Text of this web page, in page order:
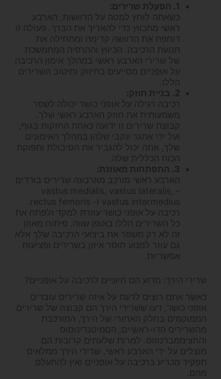
1. הפעלת שרירים:
כשאתה לוחץ למטה על הדוושות, הארבע
ראשי מתכווץ כדי להאריך את הברך. פעולה זו
דוחפת את הדוושה קדימה ומתחילה את
תנועת הרכיבה. הכיווץ וההרפיה המתמשכת
של שרירי הארבע ראשי במהלך אימון הרכיבה
על אופניים מסייעים בחיזוק וחיטוב השרירים
הללו.
2. בניית חוזק:
רכיבה רגילה על אופני כושר יכולה לשפר
משמעותית את חוזק הארבע ראשי שלך.
קבוצת שרירים זו ידועה כאחת החזקות בגוף,
ועל ידי אתגר עקבי שלהן במהלך האימונים
שלך, אתה יכול להגביר את הסיבולת ותפוקת
הכוח הכללית שלה.
3. התפתחות מאוזנת:
הארבע ראשי מורכב מארבעה שרירים בודדים
– vastus medialis, vastus lateralis,
vastus intermedius ו- rectus femoris.
רכיבה על אופני כושר עוזרת למקד ולפתח את
כל השרירים הללו באופן שווה. פיתוח מאוזן
זה לא רק משפר את ביצועי הרכיבה שלך אלא
גם עוזר למנוע חוסר איזון בשרירים ופציעות
אפשריות.
שרירי הירך: מדוע הם חיוניים לרכיבה על אופניים?
כאשר אתם רוצים לדעת על איזה שרירים עובדים
אופני כושר, דעו ששרירי הירך הם קבוצה של שרירים
הממוקמים בחלק האחורי של הירך, המורכבת
מהשרירים הדו-ראשיים, הסמיטנדינוסוס
והחציממברנוזוס. למרות שלעתים קרובות הם
מוצלים על ידי הארבע ראשי, שרירי הירך ממלאים
תפקיד מכריע ברכיבה על אופניים ואין להתעלם
מהם.